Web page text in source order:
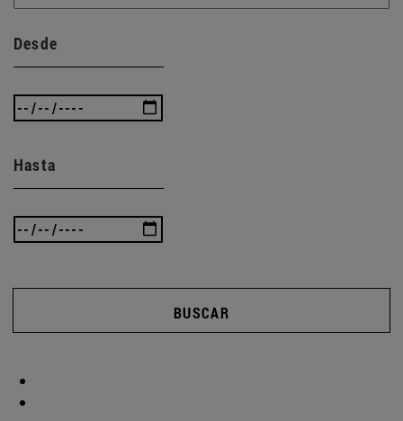
Desde
Hasta
BUSCAR